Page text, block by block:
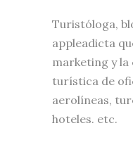
Turistóloga,
appleadicta
marketing y la
turística de
aerolíneas,
hoteles. etc.